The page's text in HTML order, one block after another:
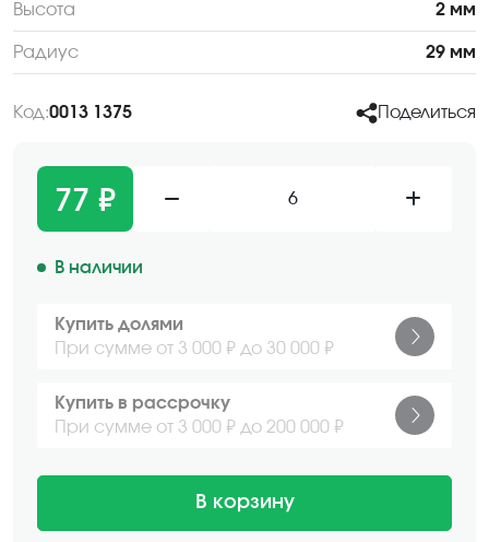
Высота 2 мм
Радиус 29 мм
Код:0013 1375 Поделиться
77 ₽ 6
В наличии
Купить долями
При сумме от 3 000 ₽ до 30 000 ₽
Купить в рассрочку
При сумме от 3 000 ₽ до 200 000 ₽
В корзину